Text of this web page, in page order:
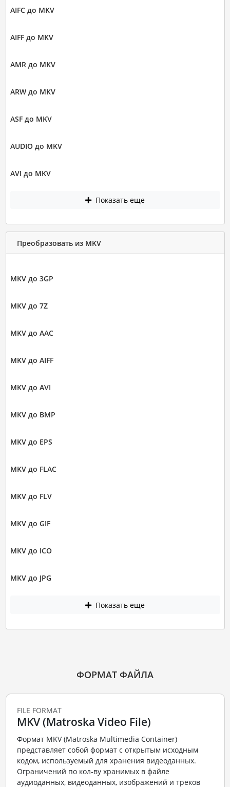
AIFC до MKV
AIFF до MKV
AMR до MKV
ARW до MKV
ASF до MKV
AUDIO до MKV
AVI до MKV
Показать еще
Преобразовать из MKV
MKV до 3GP
MKV до 7Z
MKV до AAC
MKV до AIFF
MKV до AVI
MKV до BMP
MKV до EPS
MKV до FLAC
MKV до FLV
MKV до GIF
MKV до ICO
MKV до JPG
Показать еще
ФОРМАТ ФАЙЛА
FILE FORMAT
MKV (Matroska Video File)
Формат MKV (Matroska Multimedia Container)
представляет собой формат с открытым исходным
кодом, используемый для хранения видеоданных.
Ограничений по кол-ву хранимых в файле
аудиоданных, видеоданных, изображений и треков